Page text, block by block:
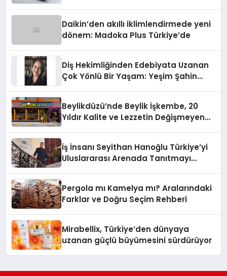
Daikin’den akıllı iklimlendirmede yeni
dönem: Madoka Plus Türkiye’de
Diş Hekimliğinden Edebiyata Uzanan
Çok Yönlü Bir Yaşam: Yeşim Şahin
Beylikdüzü’nde Beylik İşkembe, 20
Yıldır Kalite ve Lezzetin Değişmeyen
İş İnsanı Seyithan Hanoğlu Türkiye’yi
Uluslararası Arenada Tanıtmayı
Pergola mı Kamelya mı? Aralarındaki
Farklar ve Doğru Seçim Rehberi
Mirabellix, Türkiye’den dünyaya
uzanan güçlü büyümesini sürdürüyor